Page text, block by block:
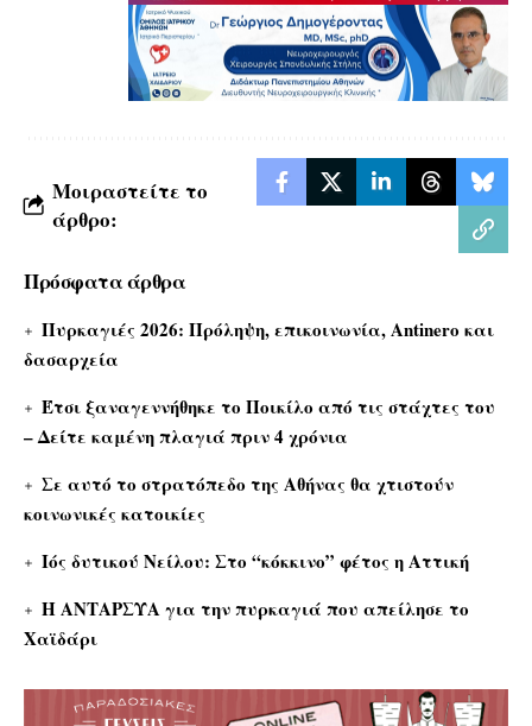
Μοιραστείτε το
άρθρο:
Πρόσφατα άρθρα
Πυρκαγιές 2026: Πρόληψη, επικοινωνία, Antinero και
δασαρχεία
Έτσι ξαναγεννήθηκε το Ποικίλο από τις στάχτες του
– Δείτε καμένη πλαγιά πριν 4 χρόνια
Σε αυτό το στρατόπεδο της Αθήνας θα χτιστούν
κοινωνικές κατοικίες
Ιός δυτικού Νείλου: Στο “κόκκινο” φέτος η Αττική
Η ΑΝΤΑΡΣΥΑ για την πυρκαγιά που απείλησε το
Χαϊδάρι